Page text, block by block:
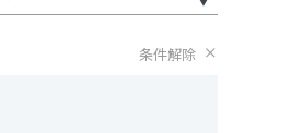
条件解除